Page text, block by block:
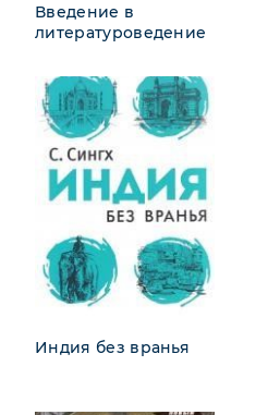
Введение в
литературоведение
Индия без вранья